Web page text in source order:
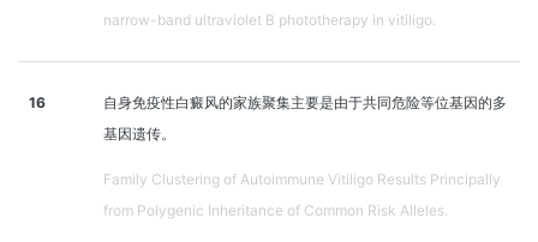
narrow-band ultraviolet B phototherapy in vitiligo.
16
自身免疫性白癜风的家族聚集主要是由于共同危险等位基因的多
基因遗传。
Family Clustering of Autoimmune Vitiligo Results Principally
from Polygenic Inheritance of Common Risk Alleles.